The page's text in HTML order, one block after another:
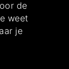
de
weet
je